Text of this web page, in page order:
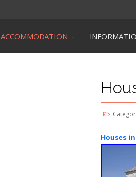
ACCOMMODATION
Houses